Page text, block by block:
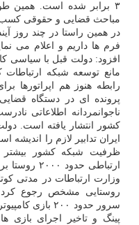
۳ برابر شده است. همین
مباحث قضایی و حقوقی کسب
در همین راستا در چند روز
فرم ها داریم و اعلام می
افزود: دولت قبل با سیاسی
مانع توسعه شبکه
رابطه هنوز هم اپراتورها
پرونده ای در دستگاه
ناجوانمردانه اطلاعاتی
کشور انتشار یافته است.
ظرفیت شبکه کشور
ارتباطی
وزارت ارتباطات در مدتی
روستایی مشخص رجوع کرد.
سرور حدود ۲۰۰
پینگ و تاخیر اجرای بازی